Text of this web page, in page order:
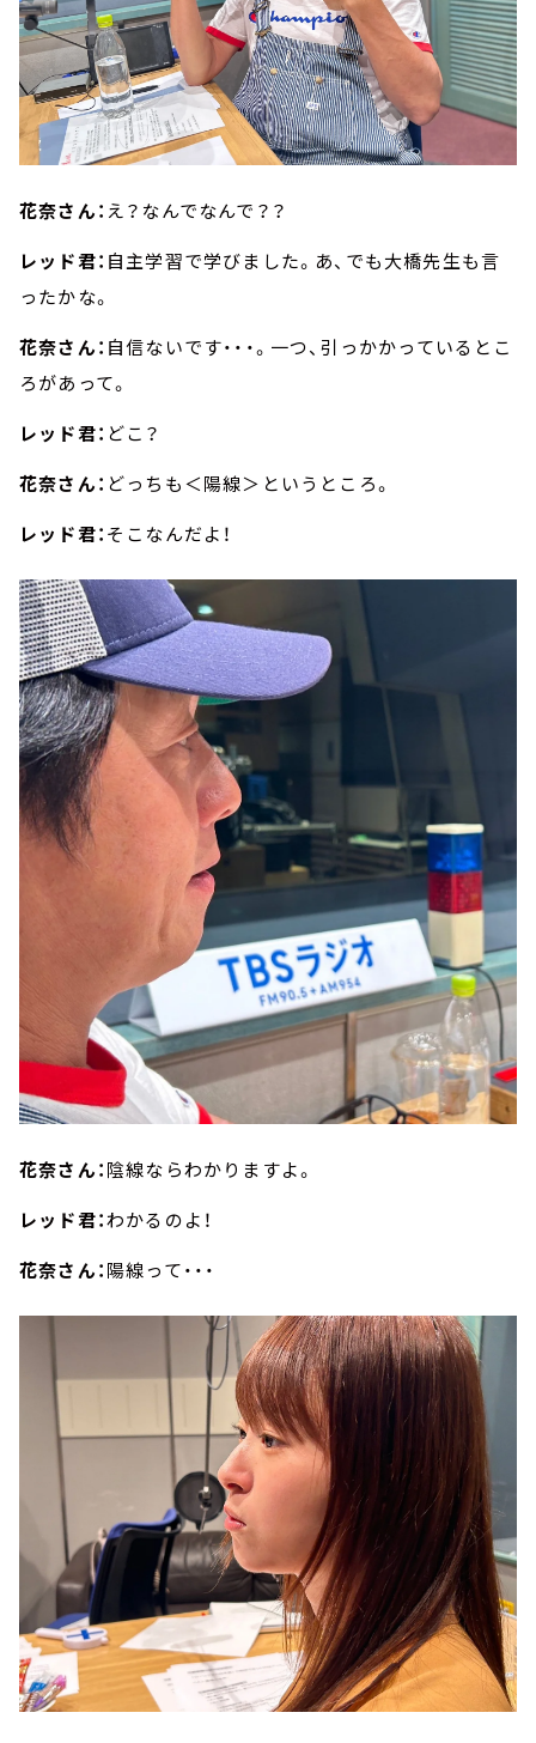
花奈さん： え？なんでなんで？？
レッド君： 自主学習で学びました。あ、でも大橋先生も言
ったかな。
花奈さん： 自信ないです・・・。一つ、引っかかっているとこ
ろがあって。
レッド君： どこ？
花奈さん： どっちも＜陽線＞というところ。
レッド君：そこなんだよ！
花奈さん：陰線ならわかりますよ。
レッド君：わかるのよ！
花奈さん：陽線って・・・